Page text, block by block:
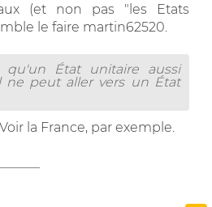
(et non pas "les Etats
le faire martin62520.
État unitaire aussi
ne peut aller vers un État
la France, par exemple.